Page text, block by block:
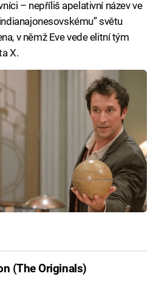
– nepříliš apelativní název ve
světu
v němž Eve vede elitní tým
X.
(The Originals)